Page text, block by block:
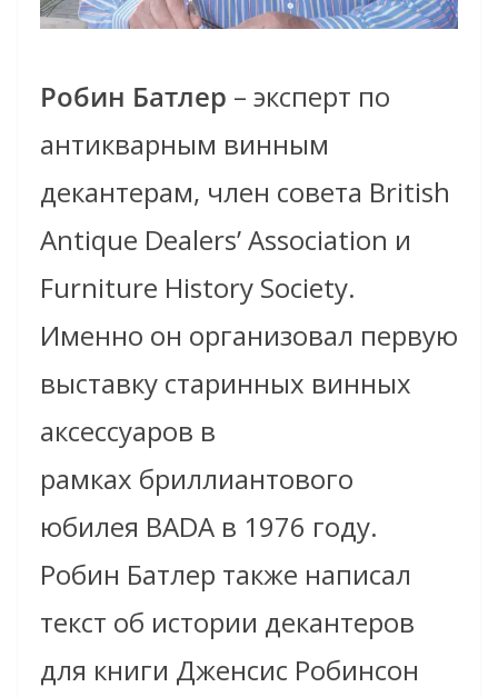
Робин Батлер – эксперт по
антикварным винным
декантерам, член совета British
Antique Dealers’ Association и
Furniture History Society.
Именно он организовал первую
выставку старинных винных
аксессуаров в
рамках бриллиантового
юбилея BADA в 1976 году.
Робин Батлер также написал
текст об истории декантеров
для книги Дженсис Робинсон